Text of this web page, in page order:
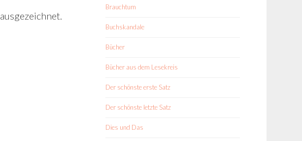
ausgezeichnet.
Brauchtum
Buchskandale
Bücher
Bücher aus dem Lesekreis
Der schönste erste Satz
Der schönste letzte Satz
Dies und Das